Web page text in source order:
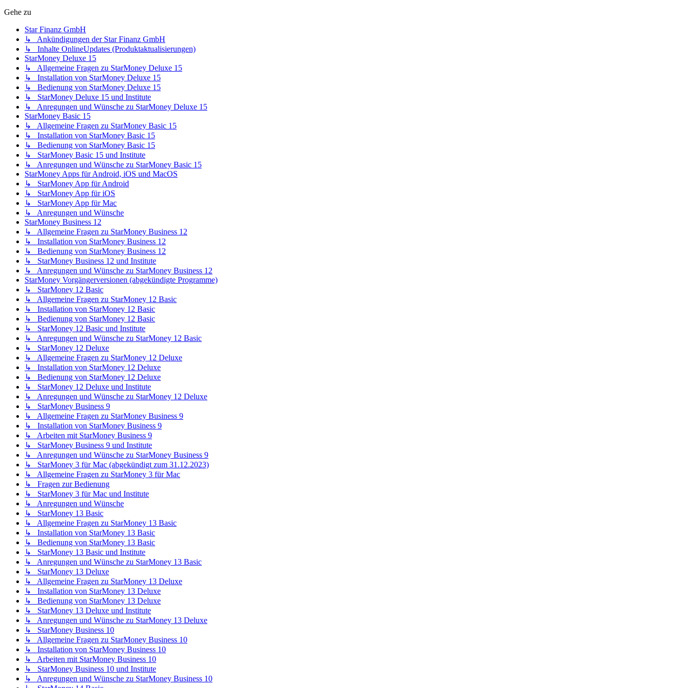
Gehe zu
Star Finanz GmbH
↳ Ankündigungen der Star Finanz GmbH
↳ Inhalte OnlineUpdates (Produktaktualisierungen)
StarMoney Deluxe 15
↳ Allgemeine Fragen zu StarMoney Deluxe 15
↳ Installation von StarMoney Deluxe 15
↳ Bedienung von StarMoney Deluxe 15
↳ StarMoney Deluxe 15 und Institute
↳ Anregungen und Wünsche zu StarMoney Deluxe 15
StarMoney Basic 15
↳ Allgemeine Fragen zu StarMoney Basic 15
↳ Installation von StarMoney Basic 15
↳ Bedienung von StarMoney Basic 15
↳ StarMoney Basic 15 und Institute
↳ Anregungen und Wünsche zu StarMoney Basic 15
StarMoney Apps für Android, iOS und MacOS
↳ StarMoney App für Android
↳ StarMoney App für iOS
↳ StarMoney App für Mac
↳ Anregungen und Wünsche
StarMoney Business 12
↳ Allgemeine Fragen zu StarMoney Business 12
↳ Installation von StarMoney Business 12
↳ Bedienung von StarMoney Business 12
↳ StarMoney Business 12 und Institute
↳ Anregungen und Wünsche zu StarMoney Business 12
StarMoney Vorgängerversionen (abgekündigte Programme)
↳ StarMoney 12 Basic
↳ Allgemeine Fragen zu StarMoney 12 Basic
↳ Installation von StarMoney 12 Basic
↳ Bedienung von StarMoney 12 Basic
↳ StarMoney 12 Basic und Institute
↳ Anregungen und Wünsche zu StarMoney 12 Basic
↳ StarMoney 12 Deluxe
↳ Allgemeine Fragen zu StarMoney 12 Deluxe
↳ Installation von StarMoney 12 Deluxe
↳ Bedienung von StarMoney 12 Deluxe
↳ StarMoney 12 Deluxe und Institute
↳ Anregungen und Wünsche zu StarMoney 12 Deluxe
↳ StarMoney Business 9
↳ Allgemeine Fragen zu StarMoney Business 9
↳ Installation von StarMoney Business 9
↳ Arbeiten mit StarMoney Business 9
↳ StarMoney Business 9 und Institute
↳ Anregungen und Wünsche zu StarMoney Business 9
↳ StarMoney 3 für Mac (abgekündigt zum 31.12.2023)
↳ Allgemeine Fragen zu StarMoney 3 für Mac
↳ Fragen zur Bedienung
↳ StarMoney 3 für Mac und Institute
↳ Anregungen und Wünsche
↳ StarMoney 13 Basic
↳ Allgemeine Fragen zu StarMoney 13 Basic
↳ Installation von StarMoney 13 Basic
↳ Bedienung von StarMoney 13 Basic
↳ StarMoney 13 Basic und Institute
↳ Anregungen und Wünsche zu StarMoney 13 Basic
↳ StarMoney 13 Deluxe
↳ Allgemeine Fragen zu StarMoney 13 Deluxe
↳ Installation von StarMoney 13 Deluxe
↳ Bedienung von StarMoney 13 Deluxe
↳ StarMoney 13 Deluxe und Institute
↳ Anregungen und Wünsche zu StarMoney 13 Deluxe
↳ StarMoney Business 10
↳ Allgemeine Fragen zu StarMoney Business 10
↳ Installation von StarMoney Business 10
↳ Arbeiten mit StarMoney Business 10
↳ StarMoney Business 10 und Institute
↳ Anregungen und Wünsche zu StarMoney Business 10